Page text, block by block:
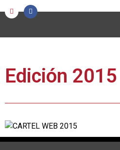
Edición 2015